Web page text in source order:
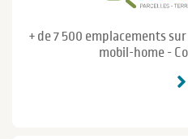
+ de 7 500 emplacements
mobil-home -